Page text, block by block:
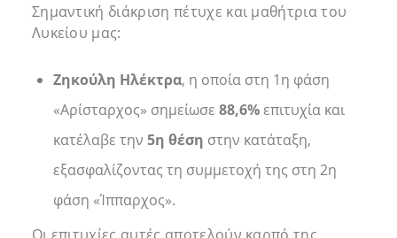
Σημαντική διάκριση πέτυχε και μαθήτρια του
Λυκείου μας:
Ζηκούλη Ηλέκτρα, η οποία στη 1η φάση
«Αρίσταρχος» σημείωσε 88,6%επιτυχία και
κατέλαβε την 5η θέση στην κατάταξη,
εξασφαλίζοντας τη συμμετοχή της στη 2η
φάση «Ίππαρχος».